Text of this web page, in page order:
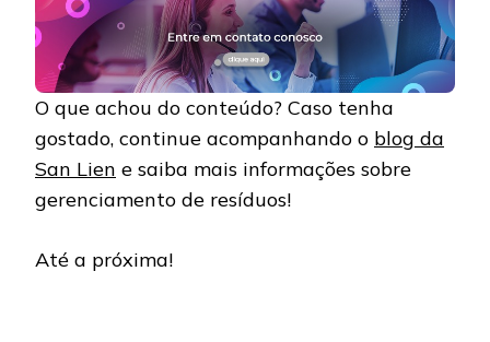
O que achou do conteúdo? Caso tenha
gostado, continue acompanhando o blog da
San Lien e saiba mais informações sobre
gerenciamento de resíduos!
Até a próxima!